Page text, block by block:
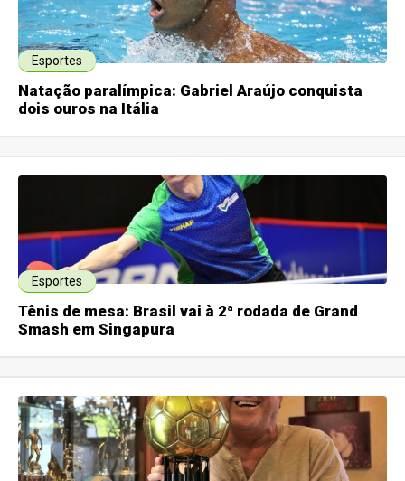
Esportes
Natação paralímpica: Gabriel Araújo conquista
dois ouros na Itália
Esportes
Tênis de mesa: Brasil vai à 2ª rodada de Grand
Smash em Singapura